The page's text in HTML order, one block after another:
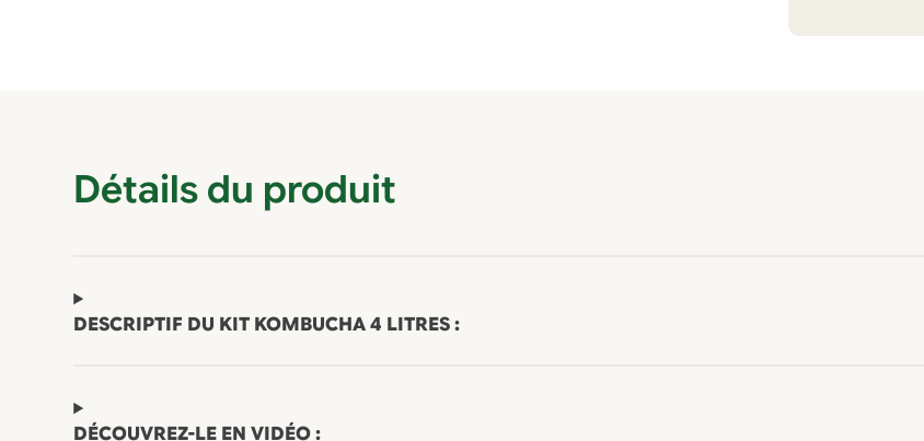
Détails du produit
DESCRIPTIF DU KIT KOMBUCHA 4 LITRES :
DÉCOUVREZ-LE EN VIDÉO :